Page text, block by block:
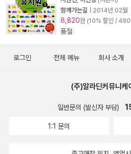
함께가는길
2014년 02월
8,820원 (10% 할인 / 490
품절
로그인 전체 메뉴 회사 소개
(주)알라딘커뮤니케
일반문의 (발신자 부담)
1:1 문의